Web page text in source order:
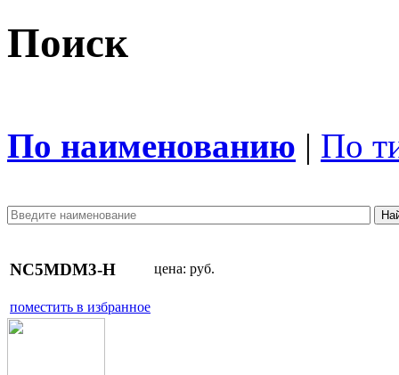
Поиск
По наименованию | По
NC5MDM3-H цена: руб.
поместить в избранное